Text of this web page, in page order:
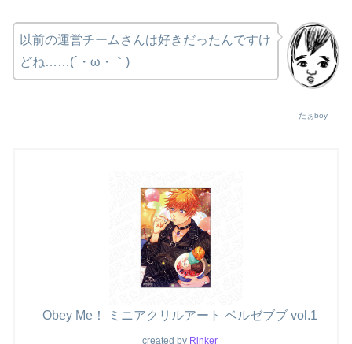
たぁboy
以前の運営チームさんは好きだったんですけ
どね……(´・ω・｀)
Obey Me！ ミニアクリルアート ベルゼブブ vol.1
created by Rinker